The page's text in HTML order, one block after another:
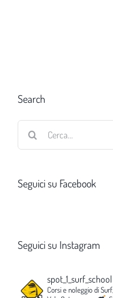
Search
Seguici su Facebook
Seguici su Instagram
spot_1_surf_school
Corsi e noleggio di